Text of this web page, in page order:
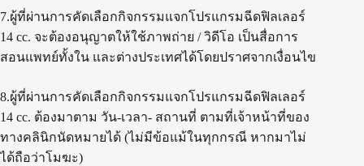
7.ผู้ที่ผ่านการคัดเลือกกิจกรรมแจกโปรแกรมฉีดฟิลเลอร์
14 cc. จะต้องอนุญาตให้ใช้ภาพถ่าย / วิดีโอ เป็นสื่อการ
สอนแพทย์ทั้งใน และต่างประเทศได้โดยปราศจากเงื่อนไข
8.ผู้ที่ผ่านการคัดเลือกกิจกรรมแจกโปรแกรมฉีดฟิลเลอร์
14 cc. ต้องมาตาม วัน-เวลา- สถานที่ ตามที่เจ้าหน้าที่ของ
ทางคลินิกนัดหมายได้ (ไม่มีข้อแม้ในทุกกรณี หากมาไม่
ได้ถือว่าโมฆะ)